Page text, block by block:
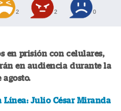
2 2 0
en prisión con celulares,
en audiencia durante la
agosto.
Línea: Julio César Miranda